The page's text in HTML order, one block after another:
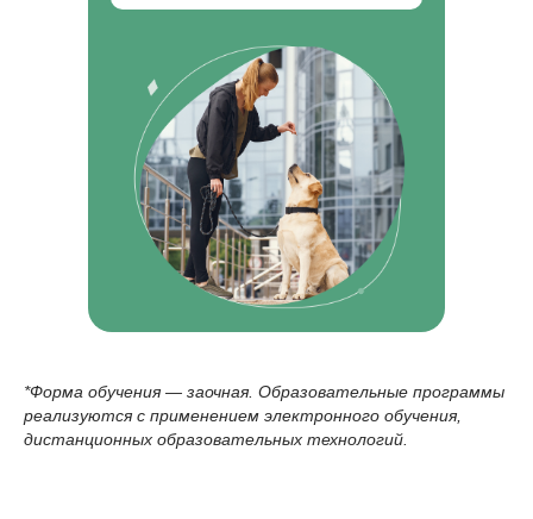
*Форма обучения — заочная. Образовательные программы
реализуются с применением электронного обучения,
дистанционных образовательных технологий.